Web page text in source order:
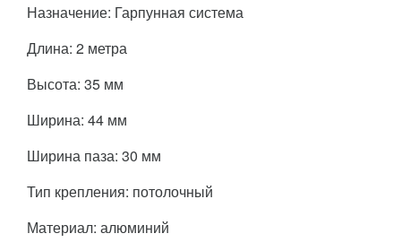
Назначение: Гарпунная система
Длина: 2 метра
Высота: 35 мм
Ширина: 44 мм
Ширина паза: 30 мм
Тип крепления: потолочный
Материал: алюминий